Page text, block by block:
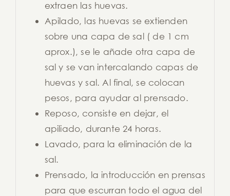
extraen las huevas.
Apilado, las huevas se extienden
sobre una capa de sal ( de 1 cm
aprox.), se le añade otra capa de
sal y se van intercalando capas de
huevas y sal. Al final, se colocan
pesos, para ayudar al prensado.
Reposo, consiste en dejar, el
apiliado, durante 24 horas.
Lavado, para la eliminación de la
sal.
Prensado, la introducción en prensas
para que escurran todo el agua del